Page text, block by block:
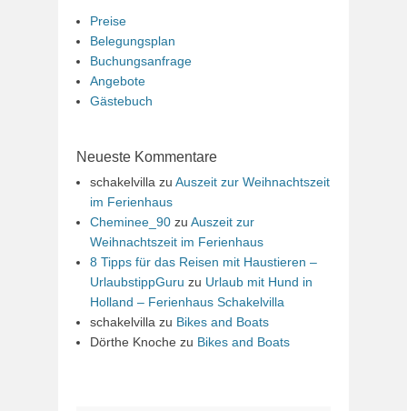
Preise
Belegungsplan
Buchungsanfrage
Angebote
Gästebuch
Neueste Kommentare
schakelvilla zu Auszeit zur Weihnachtszeit
im Ferienhaus
Cheminee_90 zu Auszeit zur
Weihnachtszeit im Ferienhaus
8 Tipps für das Reisen mit Haustieren –
UrlaubstippGuru zu Urlaub mit Hund in
Holland – Ferienhaus Schakelvilla
schakelvilla zu Bikes and Boats
Dörthe Knoche zu Bikes and Boats